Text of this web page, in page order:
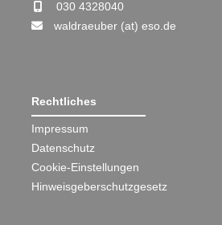
030 4328040
waldraeuber (at) eso.de
Rechtliches
Impressum
Datenschutz
Cookie-Einstellungen
Hinweisgeberschutzgesetz